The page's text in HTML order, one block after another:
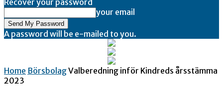
Recover your password
your email
A password will be e-mailed to you.
Home BörsbolagValberedning inför Kindreds årsstämma
2023